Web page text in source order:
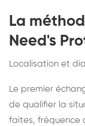
La
Need's
Localisation et
Le premier
de qualifier la
faites, fréquence